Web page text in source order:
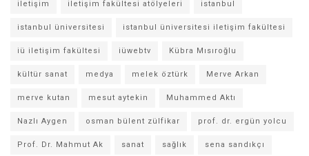
iletişim iletişim fakültesi atölyeleri istanbul
istanbul üniversitesi istanbul üniversitesi iletişim fakültesi
iü iletişim fakültesi iüwebtv Kübra Mısıroğlu
kültür sanat medya melek öztürk Merve Arkan
merve kutan mesut aytekin Muhammed Aktı
Nazlı Aygen osman bülent zülfikar prof. dr. ergün yolcu
Prof. Dr. Mahmut Ak sanat sağlık sena sandıkçı